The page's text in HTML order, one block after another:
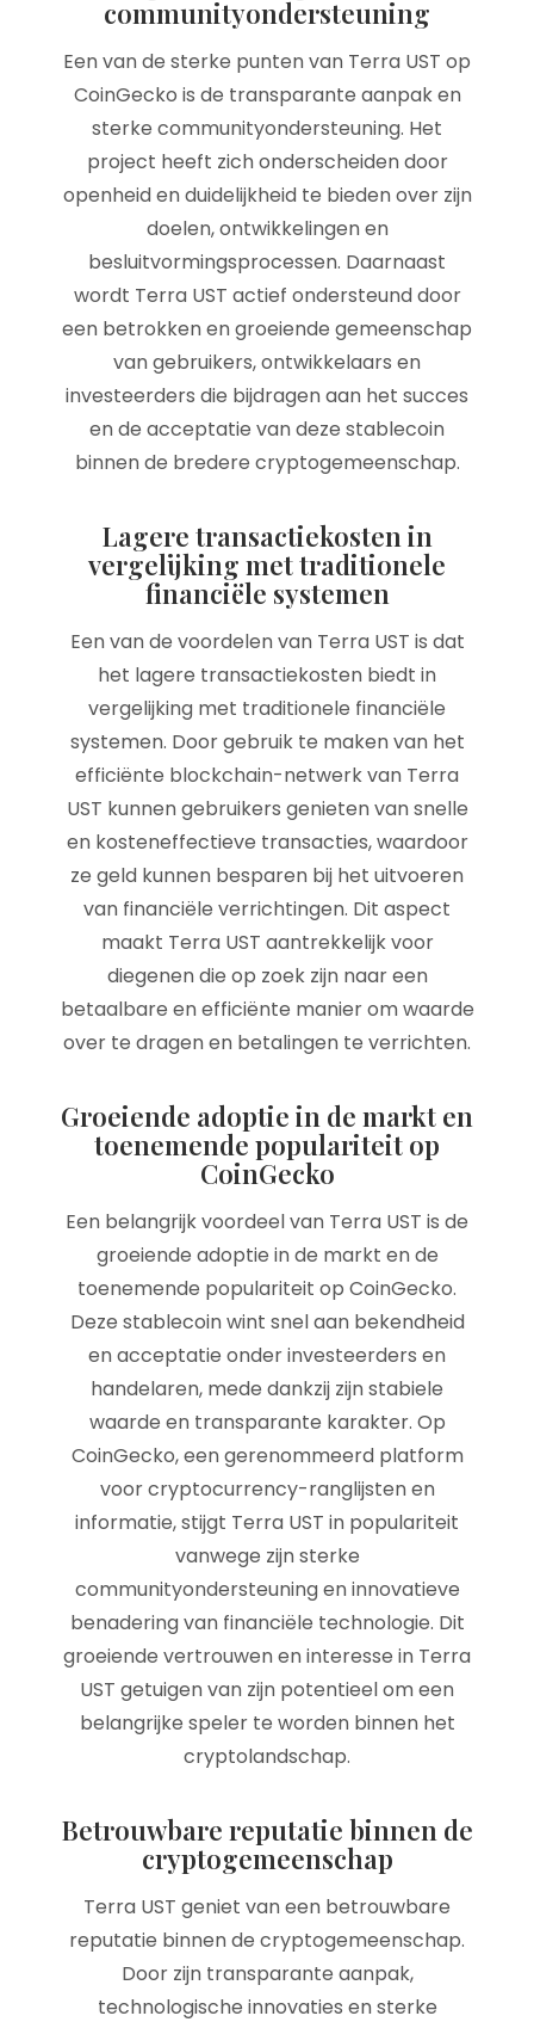
communityondersteuning
Een van de sterke punten van Terra UST op
CoinGecko is de transparante aanpak en
sterke communityondersteuning. Het
project heeft zich onderscheiden door
openheid en duidelijkheid te bieden over zijn
doelen, ontwikkelingen en
besluitvormingsprocessen. Daarnaast
wordt Terra UST actief ondersteund door
een betrokken en groeiende gemeenschap
van gebruikers, ontwikkelaars en
investeerders die bijdragen aan het succes
en de acceptatie van deze stablecoin
binnen de bredere cryptogemeenschap.
Lagere transactiekosten in
vergelijking met traditionele
financiële systemen
Een van de voordelen van Terra UST is dat
het lagere transactiekosten biedt in
vergelijking met traditionele financiële
systemen. Door gebruik te maken van het
efficiënte blockchain-netwerk van Terra
UST kunnen gebruikers genieten van snelle
en kosteneffectieve transacties, waardoor
ze geld kunnen besparen bij het uitvoeren
van financiële verrichtingen. Dit aspect
maakt Terra UST aantrekkelijk voor
diegenen die op zoek zijn naar een
betaalbare en efficiënte manier om waarde
over te dragen en betalingen te verrichten.
Groeiende adoptie in de markt en
toenemende populariteit op
CoinGecko
Een belangrijk voordeel van Terra UST is de
groeiende adoptie in de markt en de
toenemende populariteit op CoinGecko.
Deze stablecoin wint snel aan bekendheid
en acceptatie onder investeerders en
handelaren, mede dankzij zijn stabiele
waarde en transparante karakter. Op
CoinGecko, een gerenommeerd platform
voor cryptocurrency-ranglijsten en
informatie, stijgt Terra UST in populariteit
vanwege zijn sterke
communityondersteuning en innovatieve
benadering van financiële technologie. Dit
groeiende vertrouwen en interesse in Terra
UST getuigen van zijn potentieel om een
belangrijke speler te worden binnen het
cryptolandschap.
Betrouwbare reputatie binnen de
cryptogemeenschap
Terra UST geniet van een betrouwbare
reputatie binnen de cryptogemeenschap.
Door zijn transparante aanpak,
technologische innovaties en sterke